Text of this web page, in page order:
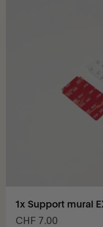
1x Support mural
Prix de vente
CHF 7.00